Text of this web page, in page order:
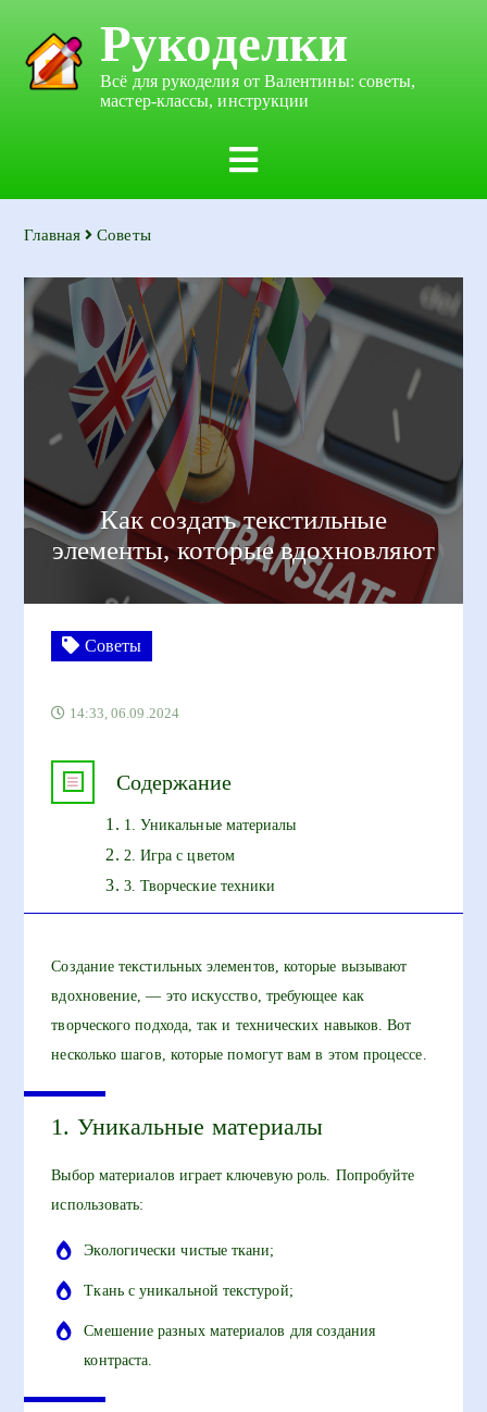
Рукоделки
Всё для рукоделия от Валентины: советы,
мастер-классы, инструкции
Главная Советы
Как создать текстильные
элементы, которые вдохновляют
Советы
14:33, 06.09.2024
Содержание
1. Уникальные материалы
2. Игра с цветом
3. Творческие техники
Создание текстильных элементов, которые вызывают
вдохновение, — это искусство, требующее как
творческого подхода, так и технических навыков. Вот
несколько шагов, которые помогут вам в этом процессе.
1. Уникальные материалы
Выбор материалов играет ключевую роль. Попробуйте
использовать:
Экологически чистые ткани;
Ткань с уникальной текстурой;
Смешение разных материалов для создания
контраста.